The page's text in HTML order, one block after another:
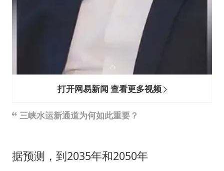
打开网易新闻 查看更多视频
三峡水运新通道为何如此重要？
据预测，到2035年和2050年